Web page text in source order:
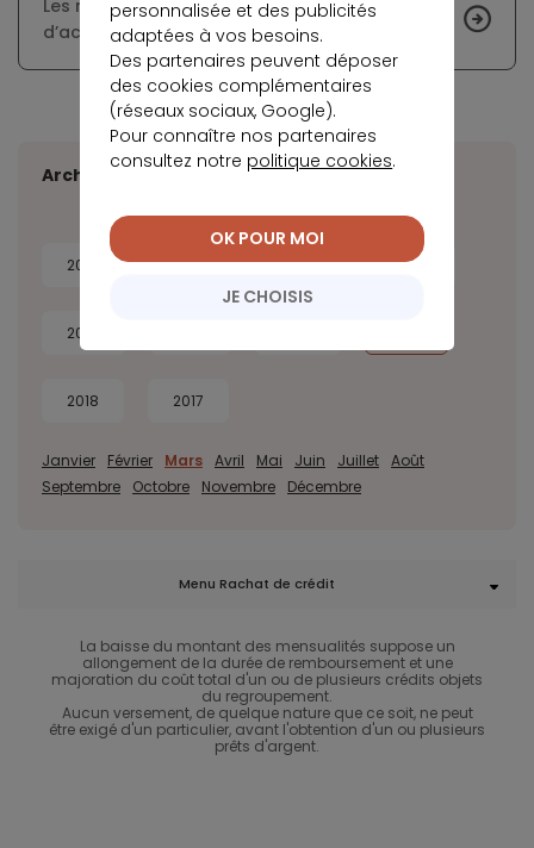
Les ménages français ont perdu du pouvoir
d’achat depuis le passage à l’euro
Archives
2026 2025 2024 2023
2022
2018 2017
Janvier Février Mars Avril Mai Juin Juillet Août
Septembre
Octobre Novembre Décembre
Menu Rachat de crédit
La baisse du montant des mensualités suppose un
allongement de la durée de remboursement et une
majoration du coût total d'un ou de plusieurs crédits objets
du regroupement.
Aucun versement, de quelque nature que ce soit, ne peut
être exigé d'un particulier, avant l'obtention d'un ou plusieurs
prêts d'argent.
personnalisée et des publicités
adaptées à vos besoins.
Des partenaires peuvent déposer
des cookies complémentaires
(réseaux sociaux, Google).
Pour connaître nos partenaires
consultez notre politique cookies.
JE CHOISIS
OK POUR MOI